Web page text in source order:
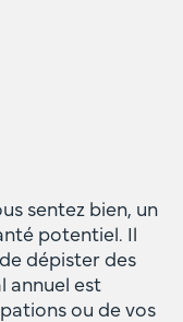
sentez bien, un
potentiel. Il
dépister des
annuel est
ou de vos